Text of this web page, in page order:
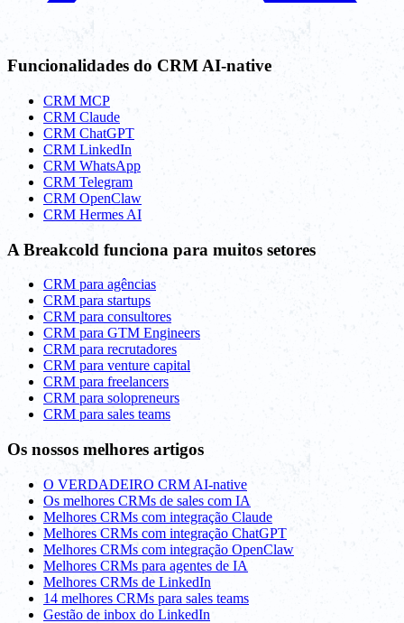
Funcionalidades do CRM AI-native
CRM MCP
CRM Claude
CRM ChatGPT
CRM LinkedIn
CRM WhatsApp
CRM Telegram
CRM OpenClaw
CRM Hermes AI
A Breakcold funciona para muitos setores
CRM para agências
CRM para startups
CRM para consultores
CRM para GTM Engineers
CRM para recrutadores
CRM para venture capital
CRM para freelancers
CRM para solopreneurs
CRM para sales teams
Os nossos melhores artigos
O VERDADEIRO CRM AI-native
Os melhores CRMs de sales com IA
Melhores CRMs com integração Claude
Melhores CRMs com integração ChatGPT
Melhores CRMs com integração OpenClaw
Melhores CRMs para agentes de IA
Melhores CRMs de LinkedIn
14 melhores CRMs para sales teams
Gestão de inbox do LinkedIn